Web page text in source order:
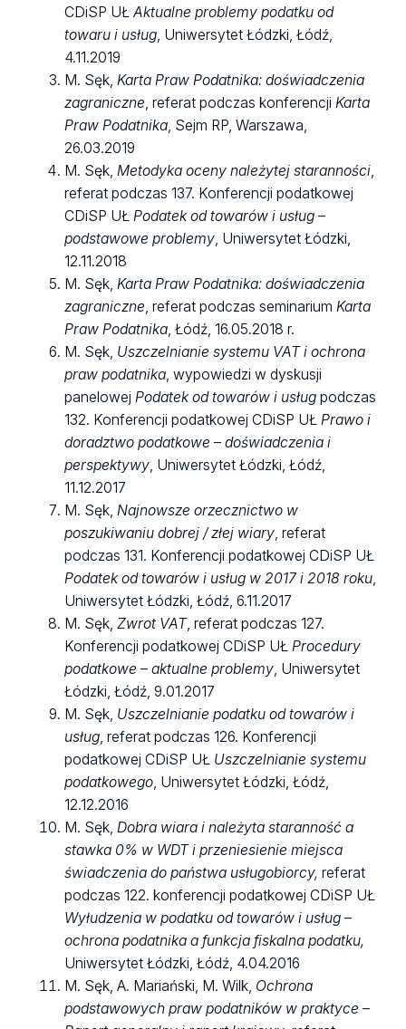
CDiSP UŁAktualne problemy podatku od
towaru i usług, Uniwersytet Łódzki, Łódź,
4.11.2019
M. Sęk,Karta Praw Podatnika: doświadczenia
zagraniczne, referat podczas konferencjiKarta
Praw Podatnika, Sejm RP, Warszawa,
26.03.2019
M. Sęk,Metodyka oceny należytej staranności,
referat podczas 137. Konferencji podatkowej
CDiSP UŁPodatek od towarów i usług –
podstawowe problemy, Uniwersytet Łódzki,
12.11.2018
M. Sęk,Karta Praw Podatnika: doświadczenia
zagraniczne, referat podczas seminariumKarta
Praw Podatnika, Łódź, 16.05.2018 r.
M. Sęk, Uszczelnianie systemu VAT i ochrona
praw podatnika, wypowiedzi w dyskusji
panelowejPodatek od towarów i usług podczas
132. Konferencji podatkowej CDiSP UŁPrawo i
doradztwo podatkowe – doświadczenia i
perspektywy, Uniwersytet Łódzki, Łódź,
11.12.2017
M. Sęk,Najnowsze orzecznictwo w
poszukiwaniu dobrej / złej wiary, referat
podczas 131. Konferencji podatkowej CDiSP UŁ
Podatek od towarów i usług w 2017 i 2018 roku,
Uniwersytet Łódzki, Łódź, 6.11.2017
M. Sęk,Zwrot VAT, referat podczas 127.
Konferencji podatkowej CDiSP UŁProcedury
podatkowe – aktualne problemy, Uniwersytet
Łódzki, Łódź, 9.01.2017
M. Sęk, Uszczelnianie podatku od towarów i
usług, referat podczas 126. Konferencji
podatkowej CDiSP UŁ Uszczelnianie systemu
podatkowego, Uniwersytet Łódzki, Łódź,
12.12.2016
M. Sęk,Dobra wiara i należyta staranność a
stawka 0% w WDT i przeniesienie miejsca
świadczenia do państwa usługobiorcy, referat
podczas 122. konferencji podatkowej CDiSP UŁ
Wyłudzenia w podatku od towarów i usług –
ochrona podatnika a funkcja fiskalna podatku,
Uniwersytet Łódzki, Łódź, 4.04.2016
M. Sęk, A. Mariański, M. Wilk, Ochrona
podstawowych praw podatników w praktyce –